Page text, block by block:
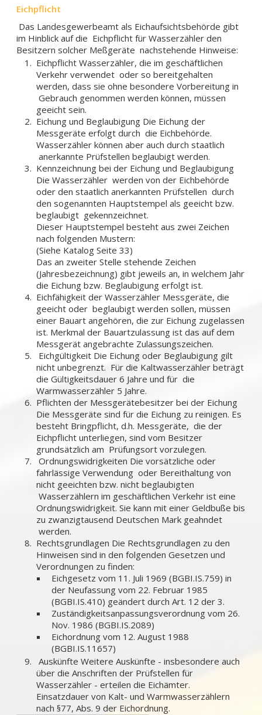
Eichpflicht
Das Landesgewerbeamt als Eichaufsichtsbehörde gibt
im Hinblick auf die Eichpflicht für Wasserzähler den
Besitzern solcher Meßgeräte nachstehende Hinweise:
Eichpflicht Wasserzähler, die im geschäftlichen
Verkehr verwendet oder so bereitgehalten
werden, dass sie ohne besondere Vorbereitung in
Gebrauch genommen werden können, müssen
geeicht sein.
Eichung und Beglaubigung Die Eichung der
Messgeräte erfolgt durch die Eichbehörde.
Wasserzähler können aber auch durch staatlich
anerkannte Prüfstellen beglaubigt werden.
Kennzeichnung bei der Eichung und Beglaubigung
Die Wasserzähler werden von der Eichbehörde
oder den staatlich anerkannten Prüfstellen durch
den sogenannten Hauptstempel als geeicht bzw.
beglaubigt gekennzeichnet.
Dieser Hauptstempel besteht aus zwei Zeichen
nach folgenden Mustern:
(Siehe Katalog Seite 33)
Das an zweiter Stelle stehende Zeichen
(Jahresbezeichnung) gibt jeweils an, in welchem Jahr
die Eichung bzw. Beglaubigung erfolgt ist.
Eichfähigkeit der Wasserzähler Messgeräte, die
geeicht oder beglaubigt werden sollen, müssen
einer Bauart angehören, die zur Eichung zugelassen
ist. Merkmal der Bauartzulassung ist das auf dem
Messgerät angebrachte Zulassungszeichen.
Eichgültigkeit Die Eichung oder Beglaubigung gilt
nicht unbegrenzt. Für die Kaltwasserzähler beträgt
die Gültigkeitsdauer 6 Jahre und für die
Warmwasserzähler 5 Jahre.
Pflichten der Messgerätebesitzer bei der Eichung
Die Messgeräte sind für die Eichung zu reinigen. Es
besteht Bringpflicht, d.h. Messgeräte, die der
Eichpflicht unterliegen, sind vom Besitzer
grundsätzlich am Prüfungsort vorzulegen.
Ordnungswidrigkeiten Die vorsätzliche oder
fahrlässige Verwendung oder Bereithaltung von
nicht geeichten bzw. nicht beglaubigten
Wasserzählern im geschäftlichen Verkehr ist eine
Ordnungswidrigkeit. Sie kann mit einer Geldbuße bis
zu zwanzigtausend Deutschen Mark geahndet
werden.
Rechtsgrundlagen Die Rechtsgrundlagen zu den
Hinweisen sind in den folgenden Gesetzen und
Verordnungen zu finden:
Eichgesetz vom 11. Juli 1969 (BGBI.IS.759) in
der Neufassung vom 22. Februar 1985
(BGBI.IS.410) geändert durch Art. 12 der 3.
Zuständigkeitsanpassungsverordnung vom 26.
Nov. 1986 (BGBI.IS.2089)
Eichordnung vom 12. August 1988
(BGBI.IS.11657)
Auskünfte Weitere Auskünfte - insbesondere auch
über die Anschriften der Prüfstellen für
Wasserzähler - erteilen die Eichämter.
Einsatzdauer von Kalt- und Warmwasserzählern
nach §77, Abs. 9 der Eichordnung.